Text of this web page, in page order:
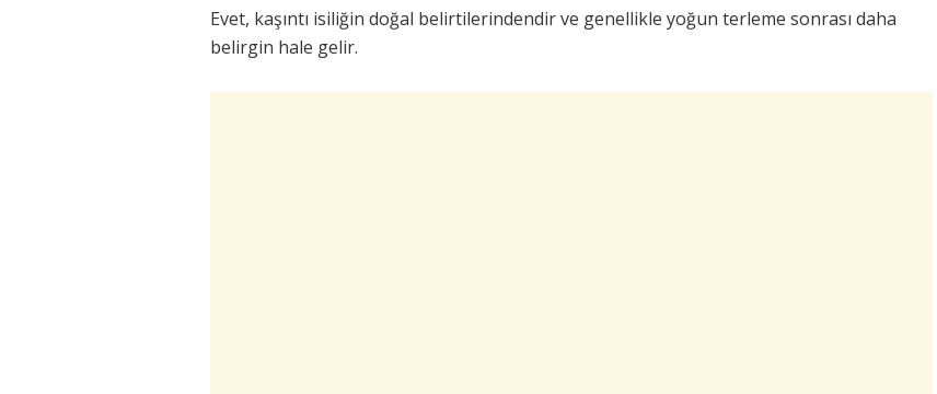
Evet, kaşıntı isiliğin doğal belirtilerindendir ve genellikle yoğun terleme sonrası daha
belirgin hale gelir.